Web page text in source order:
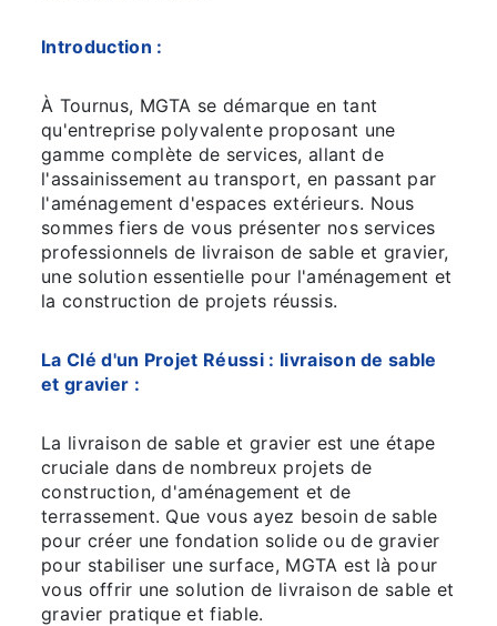
Introduction :
À Tournus, MGTA se démarque en tant
qu'entreprise polyvalente proposant une
gamme complète de services, allant de
l'assainissement au transport, en passant par
l'aménagement d'espaces extérieurs. Nous
sommes fiers de vous présenter nos services
professionnels de livraison de sable et gravier,
une solution essentielle pour l'aménagement et
la construction de projets réussis.
La Clé d'un Projet Réussi : livraison de sable
et gravier :
La livraison de sable et gravier est une étape
cruciale dans de nombreux projets de
construction, d'aménagement et de
terrassement. Que vous ayez besoin de sable
pour créer une fondation solide ou de gravier
pour stabiliser une surface, MGTA est là pour
vous offrir une solution de livraison de sable et
gravier pratique et fiable.